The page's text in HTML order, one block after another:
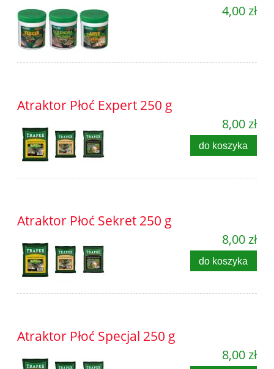
4,00 zł
Atraktor Płoć Expert 250 g
8,00 zł
do koszyka
Atraktor Płoć Sekret 250 g
8,00 zł
do koszyka
Atraktor Płoć Specjal 250 g
8,00 zł